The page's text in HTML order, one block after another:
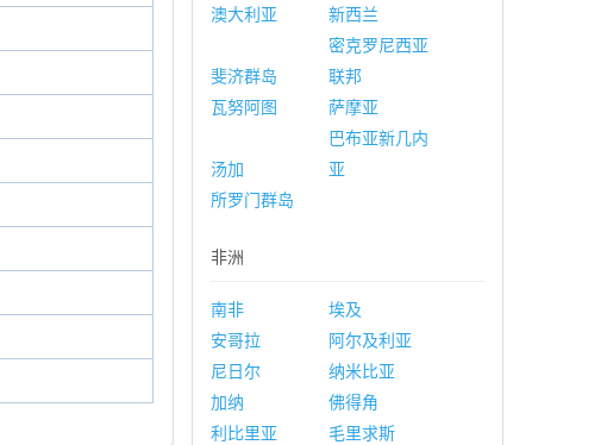
澳大利亚 新西兰
斐济群岛
密克罗尼西亚
联邦
瓦努阿图
萨摩亚
汤加
巴布亚新几内
亚
所罗门群岛
非洲
南非
埃及
安哥拉
阿尔及利亚
尼日尔
纳米比亚
加纳
佛得角
利比里亚
毛里求斯